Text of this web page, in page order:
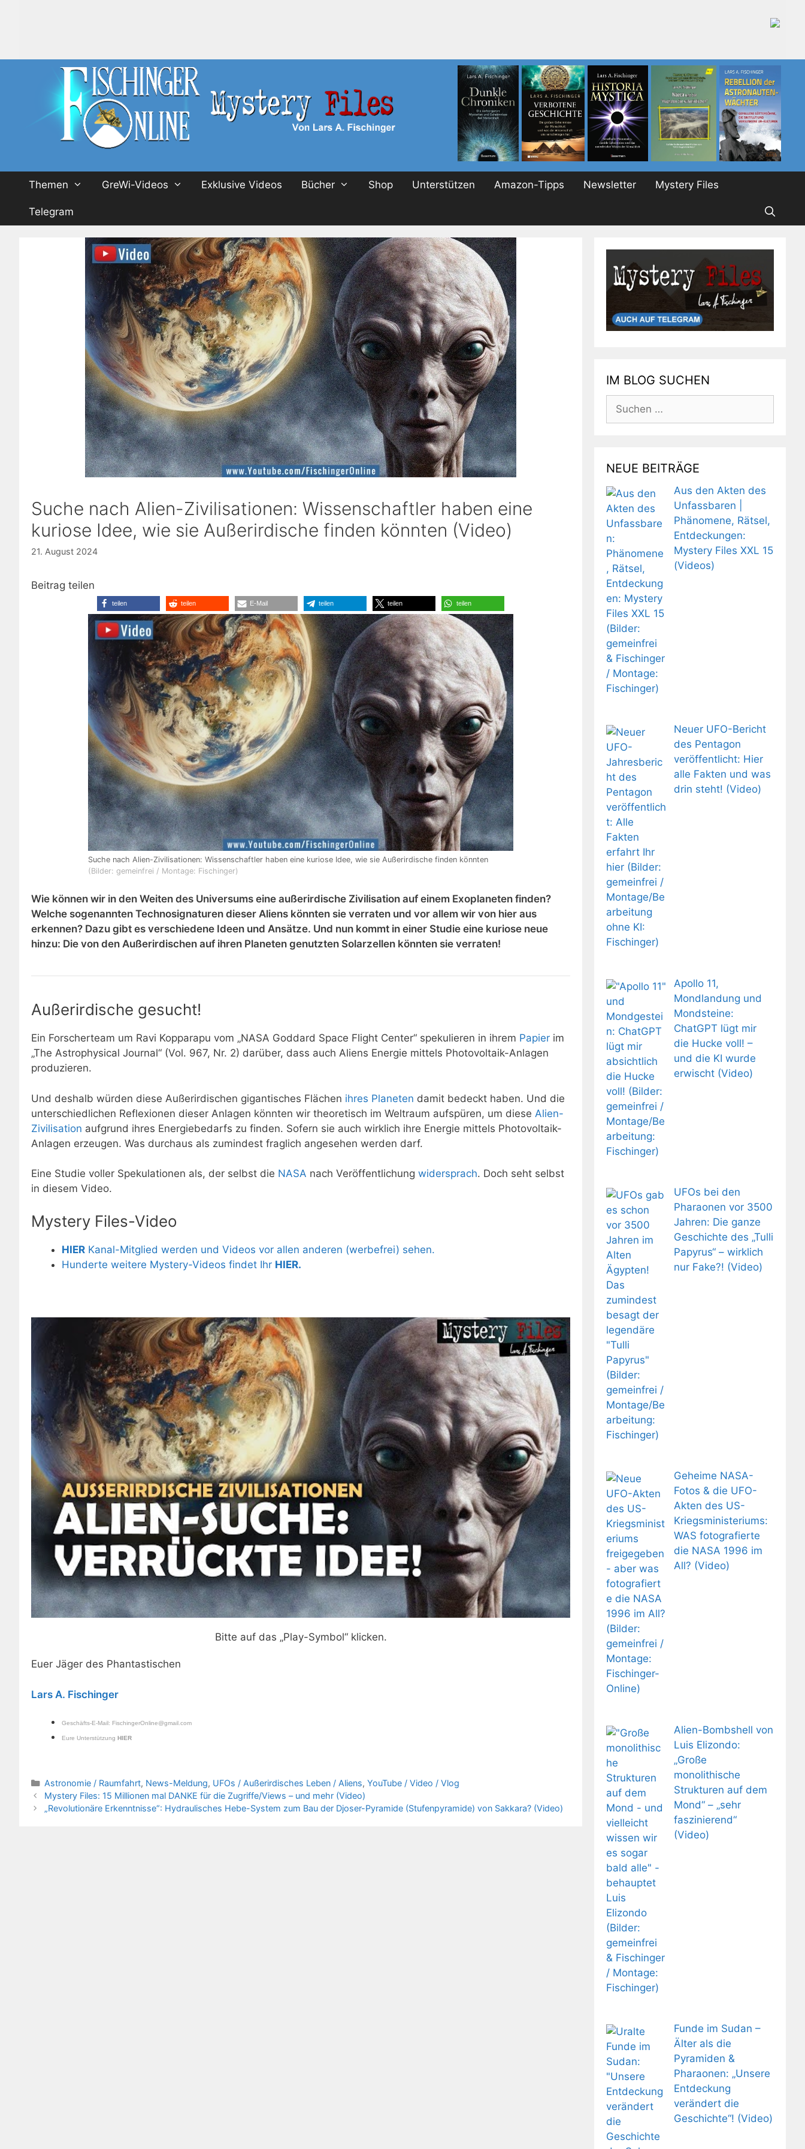
Themen GreWi-Videos Exklusive Videos Bücher Shop Unterstützen Amazon-Tipps Newsletter Mystery Files
Telegram
Suche nach Alien-Zivilisationen: Wissenschaftler haben eine
kuriose Idee, wie sie Außerirdische finden könnten (Video)
21. August 2024
Beitrag teilen
teilen teilen E-Mail teilen teilen teilen
Suche nach Alien-Zivilisationen: Wissenschaftler haben eine kuriose Idee, wie sie Außerirdische finden könnten
(Bilder: gemeinfrei / Montage: Fischinger)
Wie können wir in den Weiten des Universums eine außerirdische Zivilisation auf einem Exoplaneten finden?
Welche sogenannten Technosignaturen dieser Aliens könnten sie verraten und vor allem wir von hier aus
erkennen? Dazu gibt es verschiedene Ideen und Ansätze. Und nun kommt in einer Studie eine kuriose neue
hinzu: Die von den Außerirdischen auf ihren Planeten genutzten Solarzellen könnten sie verraten!
Außerirdische gesucht!
Ein Forscherteam um Ravi Kopparapu vom „NASA Goddard Space Flight Center“ spekulieren in ihrem Papier im
„The Astrophysical Journal“ (Vol. 967, Nr. 2) darüber, dass auch Aliens Energie mittels Photovoltaik-Anlagen
produzieren.
Und deshalb würden diese Außerirdischen gigantisches Flächen ihres Planeten damit bedeckt haben. Und die
unterschiedlichen Reflexionen dieser Anlagen könnten wir theoretisch im Weltraum aufspüren, um diese Alien-
Zivilisation aufgrund ihres Energiebedarfs zu finden. Sofern sie auch wirklich ihre Energie mittels Photovoltaik-
Anlagen erzeugen. Was durchaus als zumindest fraglich angesehen werden darf.
Eine Studie voller Spekulationen als, der selbst die NASA nach Veröffentlichung widersprach. Doch seht selbst
in diesem Video.
Mystery Files-Video
HIER Kanal-Mitglied werden und Videos vor allen anderen (werbefrei) sehen.
Hunderte weitere Mystery-Videos findet Ihr HIER.
Bitte auf das „Play-Symbol“ klicken.
Euer Jäger des Phantastischen
Lars A. Fischinger
Geschäfts-E-Mail: FischingerOnline@gmail.com
Eure Unterstützung HIER
Kategorien
Astronomie / Raumfahrt, News-Meldung, UFOs / Außerirdisches Leben / Aliens, YouTube / Video / Vlog
Mystery Files: 15 Millionen mal DANKE für die Zugriffe/Views – und mehr (Video)
„Revolutionäre Erkenntnisse“: Hydraulisches Hebe-System zum Bau der Djoser-Pyramide (Stufenpyramide) von Sakkara? (Video)
IM BLOG SUCHEN
Suchen
nach:
NEUE BEITRÄGE
Aus den Akten des
Unfassbaren |
Phänomene, Rätsel,
Entdeckungen:
Mystery Files XXL 15
(Videos)
Neuer UFO-Bericht
des Pentagon
veröffentlicht: Hier
alle Fakten und was
drin steht! (Video)
Apollo 11,
Mondlandung und
Mondsteine:
ChatGPT lügt mir
die Hucke voll! –
und die KI wurde
erwischt (Video)
UFOs bei den
Pharaonen vor 3500
Jahren: Die ganze
Geschichte des „Tulli
Papyrus“ – wirklich
nur Fake?! (Video)
Geheime NASA-
Fotos & die UFO-
Akten des US-
Kriegsministeriums:
WAS fotografierte
die NASA 1996 im
All? (Video)
Alien-Bombshell von
Luis Elizondo:
„Große
monolithische
Strukturen auf dem
Mond“ – „sehr
faszinierend“
(Video)
Funde im Sudan –
Älter als die
Pyramiden &
Pharaonen: „Unsere
Entdeckung
verändert die
Geschichte“! (Video)